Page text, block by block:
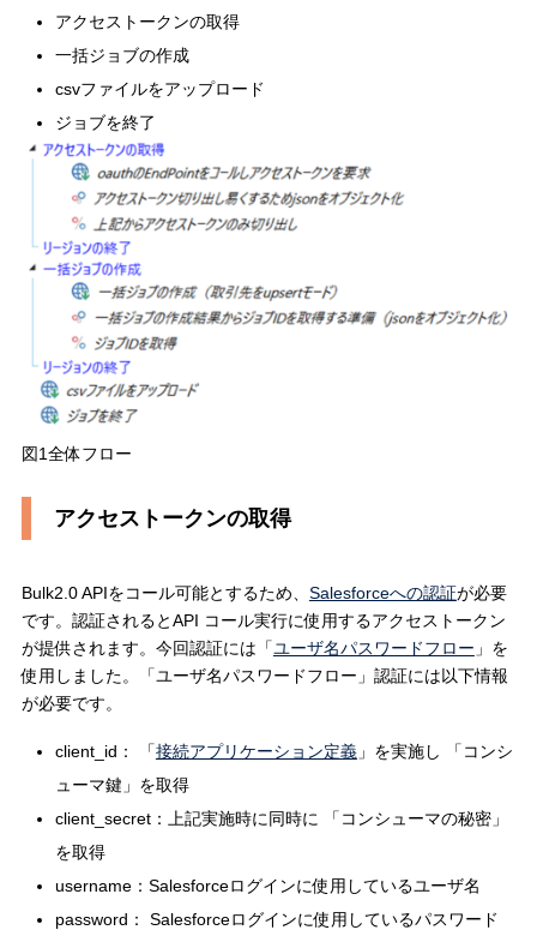
アクセストークンの取得
一括ジョブの作成
csvファイルをアップロード
ジョブを終了
図1全体フロー
アクセストークンの取得
Bulk2.0 APIをコール可能とするため、 Salesforceへの認証が必要
です。認証されるとAPI コール実行に使用するアクセストークン
が提供されます。今回認証には「ユーザ名パスワードフロー 」を
使用しました。「ユーザ名パスワードフロー」認証には以下情報
が必要です。
client_id： 「接続アプリケーション定義」を実施し 「コンシ
ューマ鍵」を取得
client_secret：上記実施時に同時に 「コンシューマの秘密」
を取得
username：Salesforceログインに使用しているユーザ名
password： Salesforceログインに使用しているパスワード